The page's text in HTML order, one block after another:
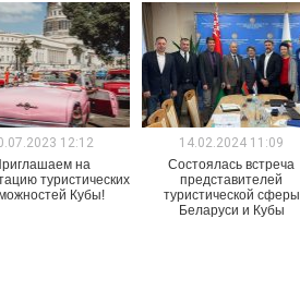
12:12
на
туристических
Кубы!
14.02.2024 11:09
Состоялась встреча
представителей
туристической сферы
Беларуси и Кубы